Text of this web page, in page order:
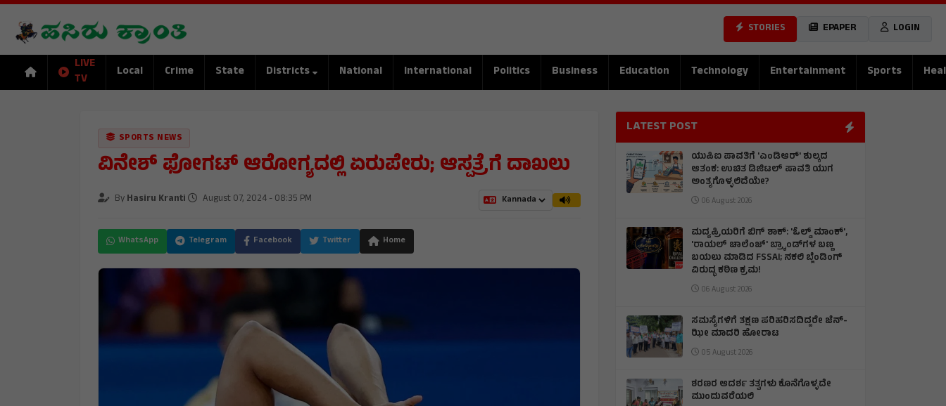
STORIES EPAPER LOGIN
LIVE
TV
Local Crime State Districts National International Politics Business Education Technology Entertainment Sports
SPORTS NEWS
ವಿನೇಶ್ ಫೋಗಟ್ ಆರೋಗ್ಯದಲ್ಲಿ ಏರುಪೇರು; ಆಸ್ಪತ್ರೆಗೆ ದಾಖಲು
ByHasiru Kranti August 07, 2024 - 08:35 PM
WhatsApp Telegram Facebook Twitter Home
LATEST POST
ಯುಪಿಐ ಪಾವತಿಗೆ 'ಎಂಡಿಆರ್' ಶುಲ್ಕದ
ಆತಂಕ: ಉಚಿತ ಡಿಜಿಟಲ್ ಪಾವತಿ ಯುಗ
ಅಂತ್ಯಗೊಳ್ಳಲಿದೆಯೇ?
06 August 2026
ಮದ್ಯಪ್ರಿಯರಿಗೆ ಬಿಗ್ ಶಾಕ್: 'ಓಲ್ಡ್ ಮಾಂಕ್',
'ರಾಯಲ್ ಚಾಲೆಂಜ್' ಬ್ರ್ಯಾಂಡ್‌ಗಳ ಬಣ್ಣ
ಬಯಲು ಮಾಡಿದ FSSAI; ನಕಲಿ ಬ್ಲೆಂಡಿಂಗ್
ವಿರುದ್ಧ ಕಠಿಣ ಕ್ರಮ!
06 August 2026
ಸಮಸ್ಯೆಗಳಿಗೆ ತಕ್ಷಣ ಪರಿಹರಿಸದಿದ್ದರೇ ಜೆನ್‌-
ಝೀ ಮಾದರಿ ಹೋರಾಟ
05 August 2026
ಶರಣರ ಆದರ್ಶ ತತ್ವಗಳು ಕೊನೆಗೊಳ್ಳದೇ
ಮುಂದುವರೆಯಲಿ